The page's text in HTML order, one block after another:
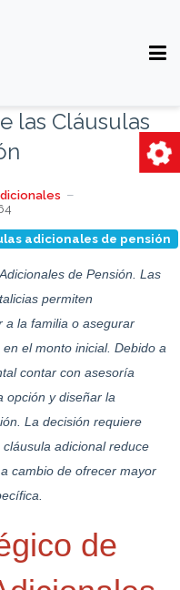
las Cláusulas
adicionales de pensión
de Pensión. Las
permiten
a la familia o asegurar
el monto inicial. Debido a
contar con asesoría
opción y diseñar la
La decisión requiere
adicional reduce
cambio de ofrecer mayor
de